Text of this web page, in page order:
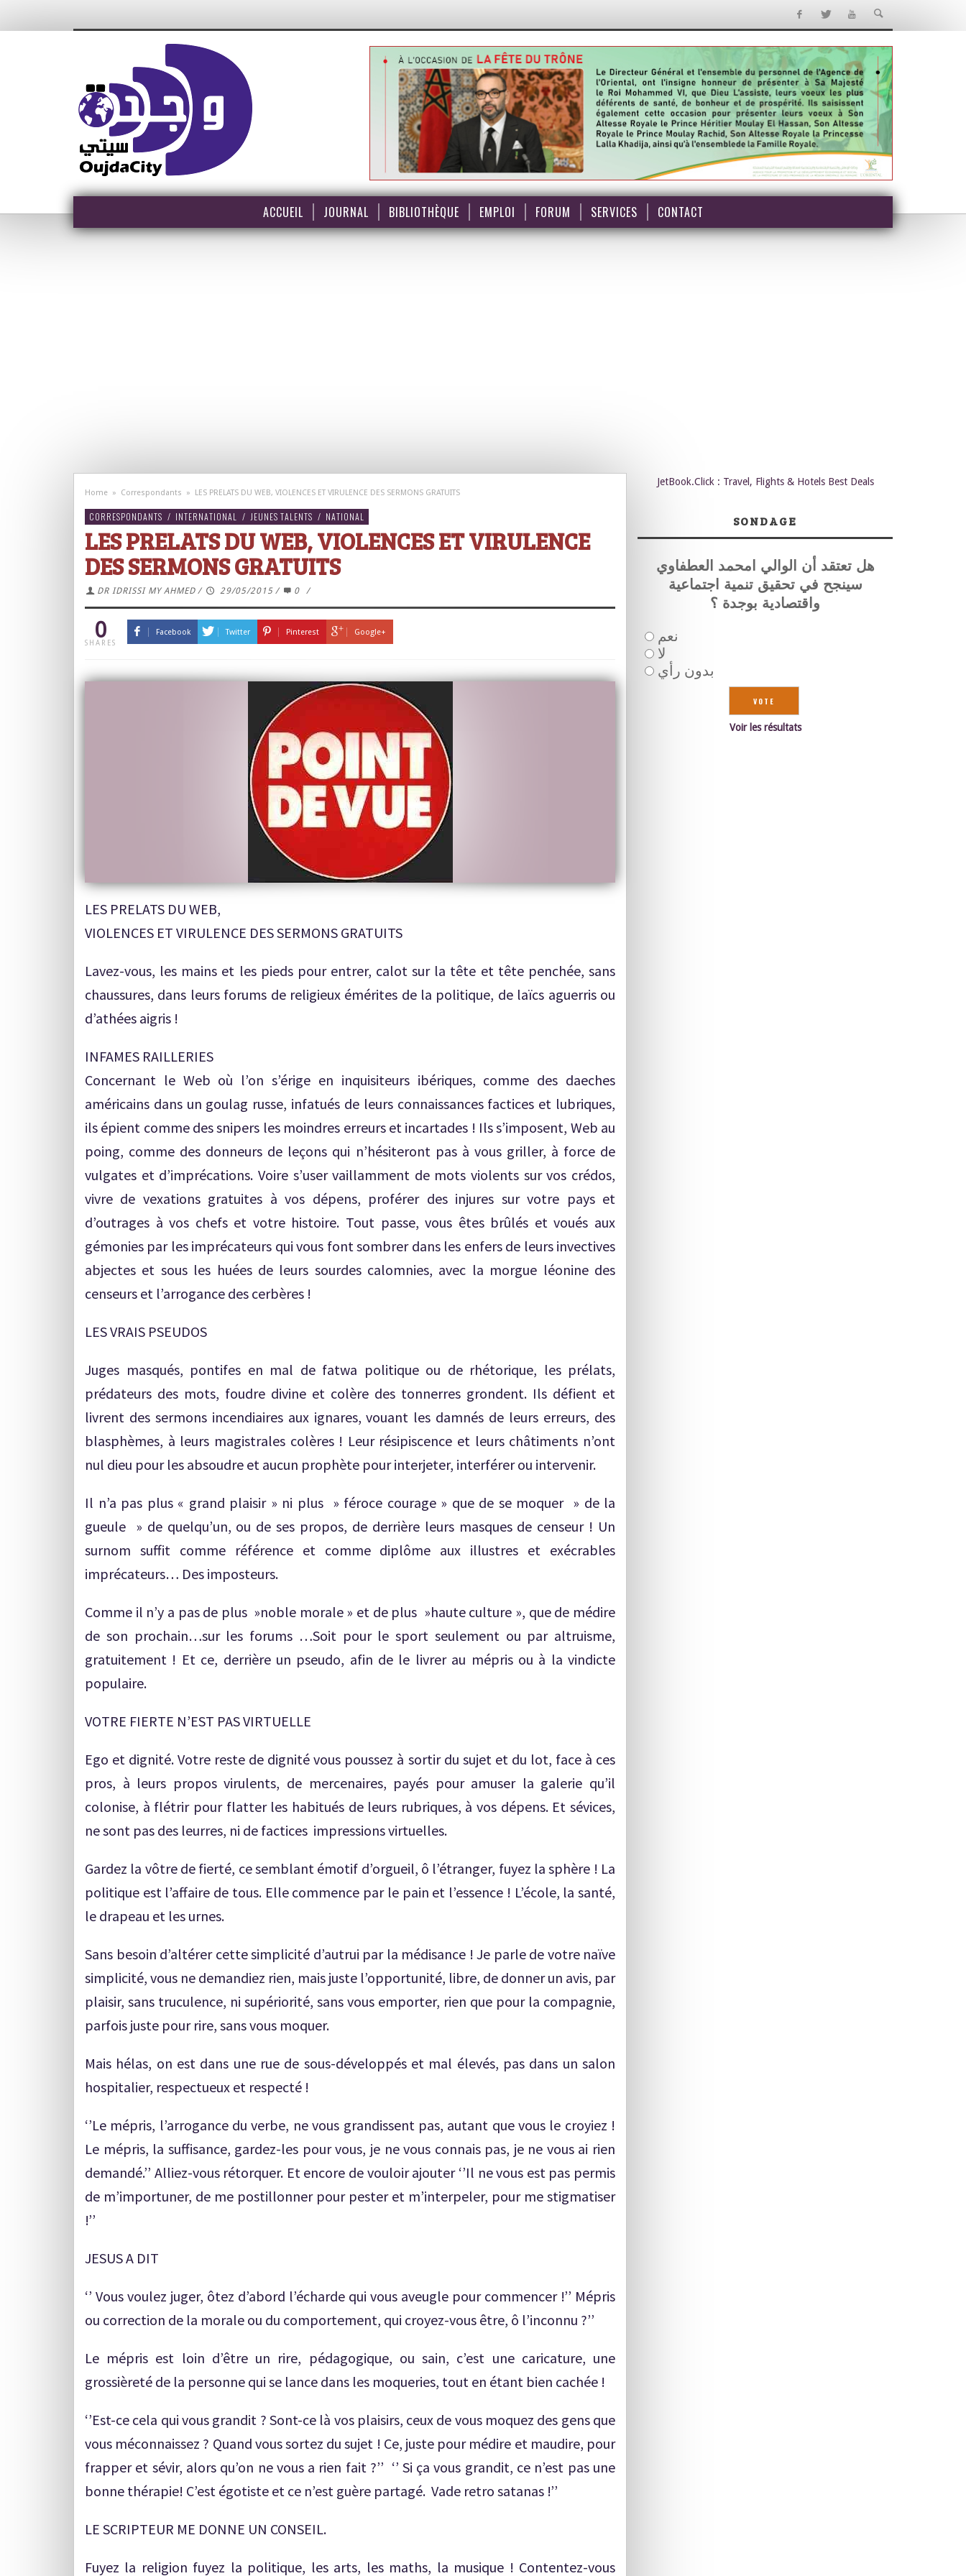
ACCUEIL JOURNAL BIBLIOTHÈQUE EMPLOI FORUM SERVICES CONTACT
Home » Correspondants » LES PRELATS DU WEB, VIOLENCES ET VIRULENCE DES SERMONS GRATUITS
CORRESPONDANTS / INTERNATIONAL / JEUNES TALENTS / NATIONAL
LES PRELATS DU WEB, VIOLENCES ET VIRULENCE
DES SERMONS GRATUITS
DR IDRISSI MY AHMED / 29/05/2015 / 0 /
0
SHARES
Facebook Twitter Pinterest Google+
LES PRELATS DU WEB,
VIOLENCES ET VIRULENCE DES SERMONS GRATUITS
Lavez-vous, les mains et les pieds pour entrer, calot sur la tête et tête penchée, sans
chaussures, dans leurs forums de religieux émérites de la politique, de laïcs aguerris ou
d’athées aigris !
INFAMES RAILLERIES
Concernant le Web où l’on s’érige en inquisiteurs ibériques, comme des daeches
américains dans un goulag russe, infatués de leurs connaissances factices et lubriques,
ils épient comme des snipers les moindres erreurs et incartades ! Ils s’imposent, Web au
poing, comme des donneurs de leçons qui n’hésiteront pas à vous griller, à force de
vulgates et d’imprécations. Voire s’user vaillamment de mots violents sur vos crédos,
vivre de vexations gratuites à vos dépens, proférer des injures sur votre pays et
d’outrages à vos chefs et votre histoire. Tout passe, vous êtes brûlés et voués aux
gémonies par les imprécateurs qui vous font sombrer dans les enfers de leurs invectives
abjectes et sous les huées de leurs sourdes calomnies, avec la morgue léonine des
censeurs et l’arrogance des cerbères !
LES VRAIS PSEUDOS
Juges masqués, pontifes en mal de fatwa politique ou de rhétorique, les prélats,
prédateurs des mots, foudre divine et colère des tonnerres grondent. Ils défient et
livrent des sermons incendiaires aux ignares, vouant les damnés de leurs erreurs, des
blasphèmes, à leurs magistrales colères ! Leur résipiscence et leurs châtiments n’ont
nul dieu pour les absoudre et aucun prophète pour interjeter, interférer ou intervenir.
Il n’a pas plus « grand plaisir » ni plus » féroce courage » que de se moquer » de la
gueule » de quelqu’un, ou de ses propos, de derrière leurs masques de censeur ! Un
surnom suffit comme référence et comme diplôme aux illustres et exécrables
imprécateurs… Des imposteurs.
Comme il n’y a pas de plus »noble morale » et de plus »haute culture », que de médire
de son prochain…sur les forums …Soit pour le sport seulement ou par altruisme,
gratuitement ! Et ce, derrière un pseudo, afin de le livrer au mépris ou à la vindicte
populaire.
VOTRE FIERTE N’EST PAS VIRTUELLE
Ego et dignité. Votre reste de dignité vous poussez à sortir du sujet et du lot, face à ces
pros, à leurs propos virulents, de mercenaires, payés pour amuser la galerie qu’il
colonise, à flétrir pour flatter les habitués de leurs rubriques, à vos dépens. Et sévices,
ne sont pas des leurres, ni de factices impressions virtuelles.
Gardez la vôtre de fierté, ce semblant émotif d’orgueil, ô l’étranger, fuyez la sphère ! La
politique est l’affaire de tous. Elle commence par le pain et l’essence ! L’école, la santé,
le drapeau et les urnes.
Sans besoin d’altérer cette simplicité d’autrui par la médisance ! Je parle de votre naïve
simplicité, vous ne demandiez rien, mais juste l’opportunité, libre, de donner un avis, par
plaisir, sans truculence, ni supériorité, sans vous emporter, rien que pour la compagnie,
parfois juste pour rire, sans vous moquer.
Mais hélas, on est dans une rue de sous-développés et mal élevés, pas dans un salon
hospitalier, respectueux et respecté !
‘’Le mépris, l’arrogance du verbe, ne vous grandissent pas, autant que vous le croyiez !
Le mépris, la suffisance, gardez-les pour vous, je ne vous connais pas, je ne vous ai rien
demandé.’’ Alliez-vous rétorquer. Et encore de vouloir ajouter ‘’Il ne vous est pas permis
de m’importuner, de me postillonner pour pester et m’interpeler, pour me stigmatiser
!’’
JESUS A DIT
‘’ Vous voulez juger, ôtez d’abord l’écharde qui vous aveugle pour commencer !’’ Mépris
ou correction de la morale ou du comportement, qui croyez-vous être, ô l’inconnu ?’’
Le mépris est loin d’être un rire, pédagogique, ou sain, c’est une caricature, une
grossièreté de la personne qui se lance dans les moqueries, tout en étant bien cachée !
‘’Est-ce cela qui vous grandit ? Sont-ce là vos plaisirs, ceux de vous moquez des gens que
vous méconnaissez ? Quand vous sortez du sujet ! Ce, juste pour médire et maudire, pour
frapper et sévir, alors qu’on ne vous a rien fait ?’’ ‘’ Si ça vous grandit, ce n’est pas une
bonne thérapie! C’est égotiste et ce n’est guère partagé. Vade retro satanas !’’
LE SCRIPTEUR ME DONNE UN CONSEIL.
Fuyez la religion fuyez la politique, les arts, les maths, la musique ! Contentez-vous
JetBook.Click : Travel, Flights & Hotels Best Deals
SONDAGE
هل تعتقد أن الوالي امحمد العطفاوي
سينجح في تحقيق تنمية اجتماعية
واقتصادية بوجدة ؟
نعم
لا
بدون رأي
Voir les résultats